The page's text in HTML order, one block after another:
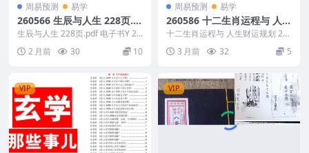
周易预测 易学
260566 生辰与人生 228页.p
df 电子书Y
生辰与人生 228页.pdf 电子书Y 26
0566 以下内容为整理的相关资料
内...2 月前 30 10
周易预测 易学
260586 十二生肖运程与 人生
财运规划 261页电子版Y
十二生肖运程与 人生财运规划 26
1页电子版Y 260586 以下内容为整
理的相...
3 月前 32 5
VIP VIP